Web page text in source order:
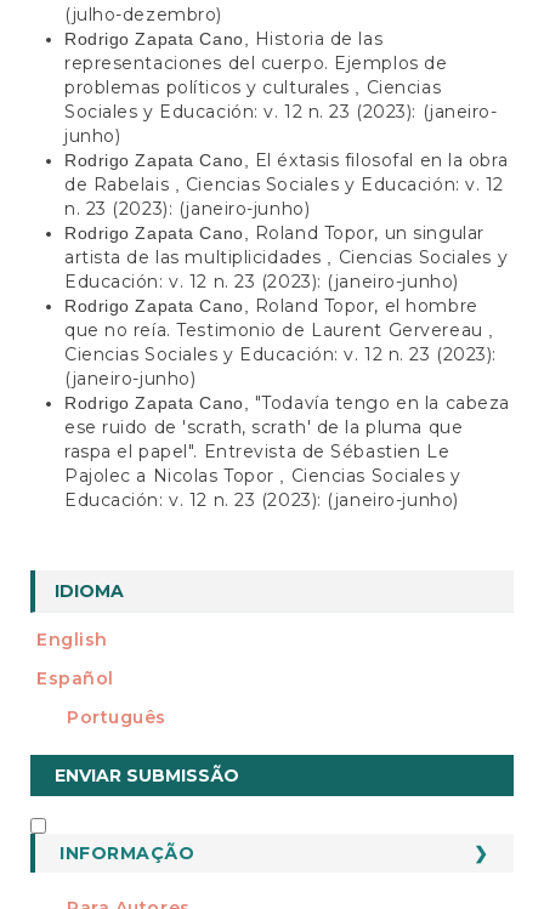
(julho-dezembro)
Rodrigo Zapata Cano,
Historia de las
representaciones del cuerpo. Ejemplos de
problemas políticos y culturales
Ciencias
Sociales y Educación: v. 12 n. 23 (2023): (janeiro-
junho)
Rodrigo Zapata Cano,
El éxtasis filosofal en la obra
de Rabelais
Ciencias Sociales y Educación: v. 12
n. 23 (2023): (janeiro-junho)
Rodrigo Zapata Cano,
Roland Topor, un singular
artista de las multiplicidades
Ciencias Sociales y
Educación: v. 12 n. 23 (2023): (janeiro-junho)
Rodrigo Zapata Cano,
Roland Topor, el hombre
que no reía. Testimonio de Laurent Gervereau
Ciencias Sociales y Educación: v. 12 n. 23 (2023):
(janeiro-junho)
Rodrigo Zapata Cano, "Todavía tengo en la cabeza
ese ruido de 'scrath, scrath' de la pluma que
raspa el papel". Entrevista de Sébastien Le
Pajolec a Nicolas Topor
Ciencias Sociales y
Educación: v. 12 n. 23 (2023): (janeiro-junho)
IDIOMA
English
Español
Português
Enviar
Submissão
ENVIAR SUBMISSÃO
INFORMAÇÃO